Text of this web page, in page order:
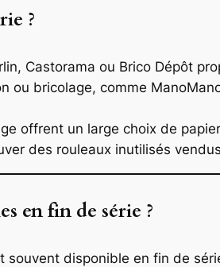
?
Castorama ou Brico Dépôt
ou bricolage, comme
offrent un large choix de
des rouleaux inutilisés
en fin de série ?
souvent disponible en fin de